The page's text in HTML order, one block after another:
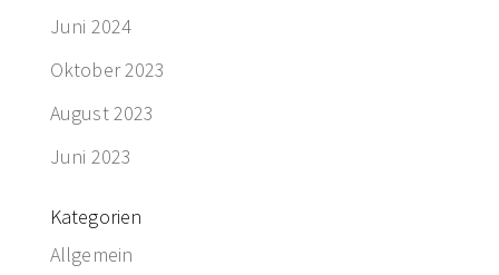
Juni 2024
Oktober 2023
August 2023
Juni 2023
Kategorien
Allgemein